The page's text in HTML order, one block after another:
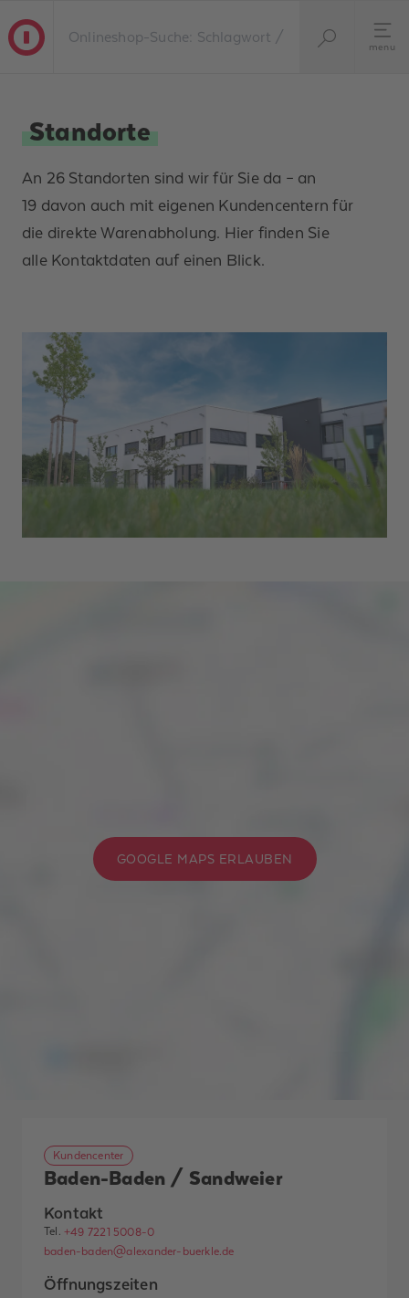
menu
Standorte
An 26 Standorten sind wir für Sie da – an
19 davon auch mit eigenen Kundencentern für
die direkte Warenabholung. Hier finden Sie
alle Kontaktdaten auf einen Blick.
GOOGLE MAPS ERLAUBEN
Kundencenter
Baden-Baden / Sandweier
Kontakt
Tel.+49 7221 5008-0
baden-baden@alexander-buerkle.de
Öffnungszeiten